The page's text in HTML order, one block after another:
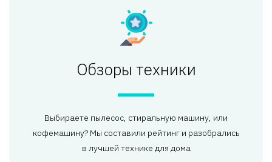
Обзоры техники
Выбираете пылесос, стиральную машину, или
кофемашину? Мы составили рейтинг и разобрались
в лучшей технике для дома